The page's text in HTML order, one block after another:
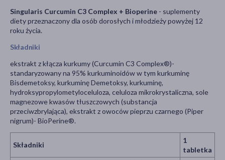
Singularis Curcumin C3 Complex + Bioperine - suplementy
diety przeznaczony dla osób dorosłych i młodzieży powyżej 12
roku życia.
Składniki
ekstrakt z kłącza kurkumy (Curcumin C3 Complex®)-
standaryzowany na 95% kurkuminoidów w tym kurkuminę
Bisdemetoksy, kurkuminę Demetoksy, kurkuminę,
hydroksypropylometyloceluloza, celuloza mikrokrystaliczna, sole
magnezowe kwasów tłuszczowych (substancja
przeciwzbrylająca), ekstrakt z owoców pieprzu czarnego (Piper
nigrum)- BioPerine®.
Składniki
1
tabletka